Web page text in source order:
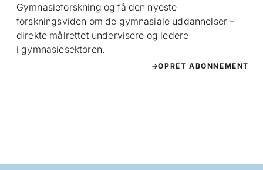
Gymnasieforskning og få den nyeste
forskningsviden om de gymnasiale uddannelser –
direkte målrettet undervisere og ledere
i gymnasiesektoren.
OPRET ABONNEMENT